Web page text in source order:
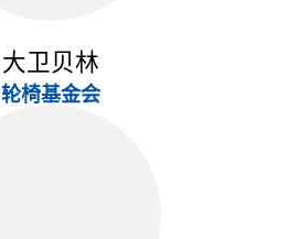
大卫贝林
轮椅基金会